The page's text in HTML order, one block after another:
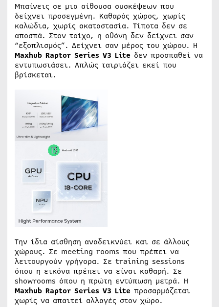
Μπαίνεις σε μια αίθουσα συσκέψεων που
δείχνει προσεγμένη. Καθαρός χώρος, χωρίς
καλώδια, χωρίς ακαταστασία. Τίποτα δεν σε
αποσπά. Στον τοίχο, η οθόνη δεν δείχνει σαν
“εξοπλισμός”. Δείχνει σαν μέρος του χώρου. Η
Maxhub Raptor Series V3 Lite δεν προσπαθεί να
εντυπωσιάσει. Απλώς ταιριάζει εκεί που
βρίσκεται.
Την ίδια αίσθηση αναδεικνύει και σε άλλους
χώρους. Σε meeting rooms που πρέπει να
λειτουργούν γρήγορα. Σε training sessions
όπου η εικόνα πρέπει να είναι καθαρή. Σε
showrooms όπου η πρώτη εντύπωση μετρά. Η
Maxhub Raptor Series V3 Lite προσαρμόζεται
χωρίς να απαιτεί αλλαγές στον χώρο.